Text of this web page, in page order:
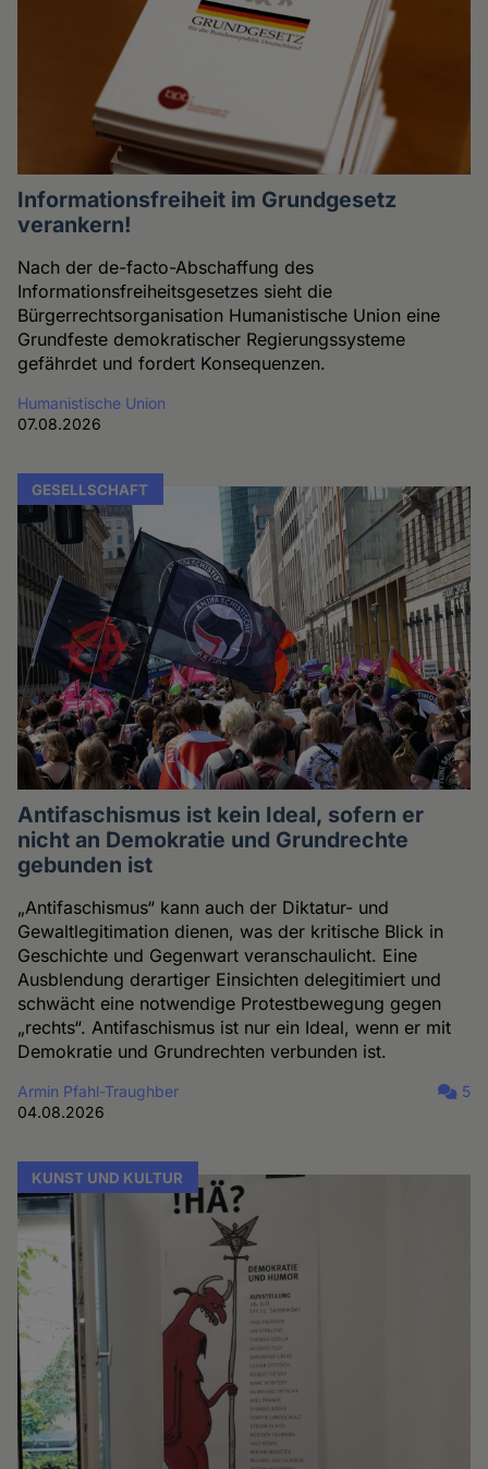
Informationsfreiheit im Grundgesetz
verankern!
Nach der de-facto-Abschaffung des
Informationsfreiheitsgesetzes sieht die
Bürgerrechtsorganisation Humanistische Union eine
Grundfeste demokratischer Regierungssysteme
gefährdet und fordert Konsequenzen.
Humanistische Union
07.08.2026
GESELLSCHAFT
Antifaschismus ist kein Ideal, sofern er
nicht an Demokratie und Grundrechte
gebunden ist
„Antifaschismus“ kann auch der Diktatur- und
Gewaltlegitimation dienen, was der kritische Blick in
Geschichte und Gegenwart veranschaulicht. Eine
Ausblendung derartiger Einsichten delegitimiert und
schwächt eine notwendige Protestbewegung gegen
„rechts“. Antifaschismus ist nur ein Ideal, wenn er mit
Demokratie und Grundrechten verbunden ist.
Armin Pfahl-Traughber
04.08.2026
5
KUNST UND KULTUR